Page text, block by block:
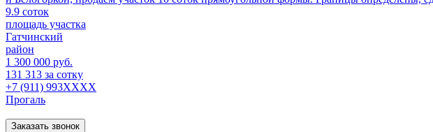
9.9 соток
площадь участка
Гатчинский
район
1 300 000 руб.
131 313 за сотку
+7 (911) 993XXXX
Прогаль
Заказать звонок